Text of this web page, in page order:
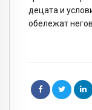
децата и
обележат